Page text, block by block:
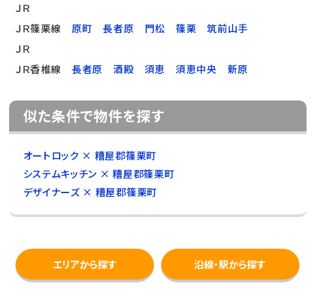
ＪＲ
ＪＲ篠栗線
原町 長者原 門松 篠栗
筑前山手
ＪＲ
ＪＲ香椎線
長者原 酒殿 須恵 須恵中央 新原
似た条件で物件を探す
オートロック × 糟屋郡篠栗町
システムキッチン × 糟屋郡篠栗町
デザイナーズ × 糟屋郡篠栗町
エリアから探す 沿線・駅から探す